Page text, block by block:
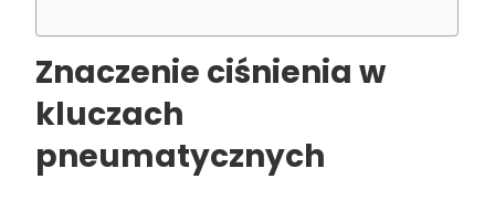
Znaczenie ciśnienia w
kluczach
pneumatycznych